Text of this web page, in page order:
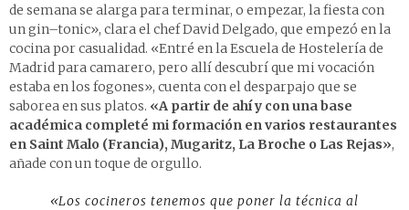
de semana se alarga para terminar, o empezar, la fiesta con
un gin–tonic», clara el chef David Delgado, que empezó en la
cocina por casualidad. «Entré en la Escuela de Hostelería de
Madrid para camarero, pero allí descubrí que mi vocación
estaba en los fogones», cuenta con el desparpajo que se
saborea en sus platos. «A partir de ahí y con una base
académica completé mi formación en varios restaurantes
en Saint Malo (Francia), Mugaritz, La Broche o Las Rejas»,
añade con un toque de orgullo.
«Los cocineros tenemos que poner la técnica al